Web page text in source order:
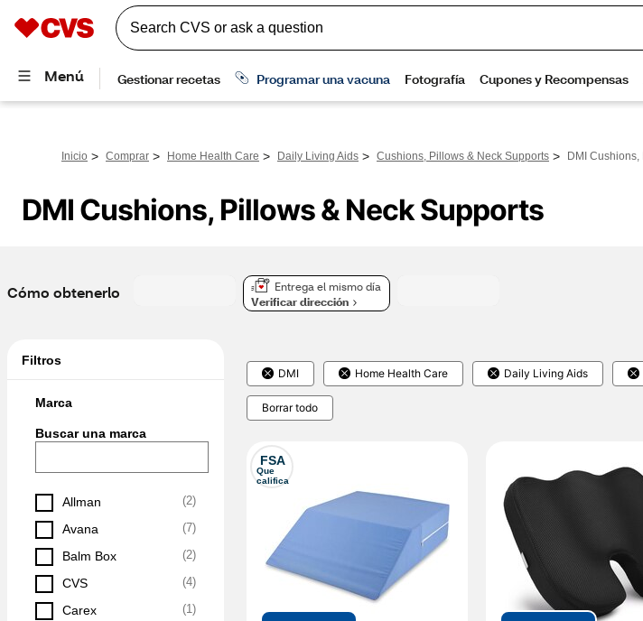
Inicio > Comprar > Home Health Care > Daily Living Aids > Cushions, Pillows & Neck Supports > DMI
DMI Cushions, Pillows & Neck Supports
Cómo obtenerlo
Entrega el mismo día
Verificar dirección
Filtros
Marca
Buscar una marca
Allman (2)
Avana (7)
Balm Box (2)
CVS (4)
Carex (1)
DMI Home Health Care Daily Living Aids
Borrar todo
FSA
Que
califica